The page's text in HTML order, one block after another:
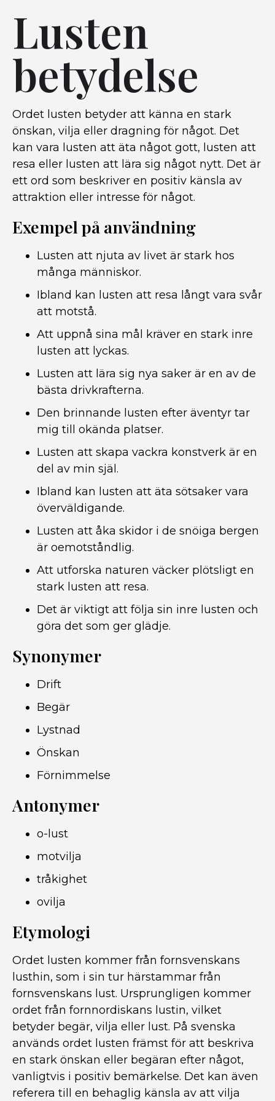
Lusten
betydelse
Ordet lusten betyder att känna en stark
önskan, vilja eller dragning för något. Det
kan vara lusten att äta något gott, lusten att
resa eller lusten att lära sig något nytt. Det är
ett ord som beskriver en positiv känsla av
attraktion eller intresse för något.
Exempel på användning
Lusten att njuta av livet är stark hos
många människor.
Ibland kan lusten att resa långt vara svår
att motstå.
Att uppnå sina mål kräver en stark inre
lusten att lyckas.
Lusten att lära sig nya saker är en av de
bästa drivkrafterna.
Den brinnande lusten efter äventyr tar
mig till okända platser.
Lusten att skapa vackra konstverk är en
del av min själ.
Ibland kan lusten att äta sötsaker vara
överväldigande.
Lusten att åka skidor i de snöiga bergen
är oemotståndlig.
Att utforska naturen väcker plötsligt en
stark lusten att resa.
Det är viktigt att följa sin inre lusten och
göra det som ger glädje.
Synonymer
Drift
Begär
Lystnad
Önskan
Förnimmelse
Antonymer
o-lust
motvilja
tråkighet
ovilja
Etymologi
Ordet lusten kommer från fornsvenskans
lusthin, som i sin tur härstammar från
fornsvenskans lust. Ursprungligen kommer
ordet från fornnordiskans lustin, vilket
betyder begär, vilja eller lust. På svenska
används ordet lusten främst för att beskriva
en stark önskan eller begäran efter något,
vanligtvis i positiv bemärkelse. Det kan även
referera till en behaglig känsla av att vilja